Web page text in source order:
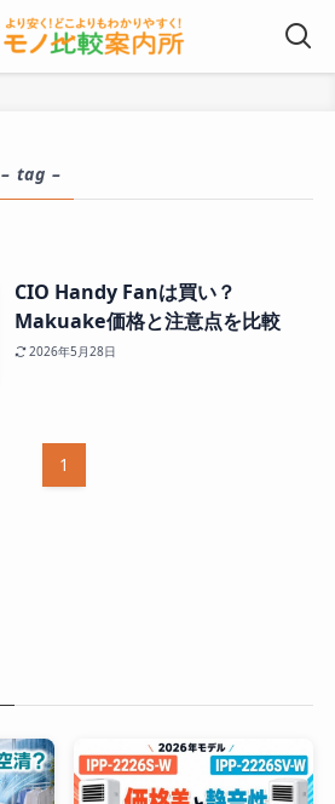
– tag –
CIO Handy Fanは買い？
Makuake価格と注意点を比較
2026年5月28日
1